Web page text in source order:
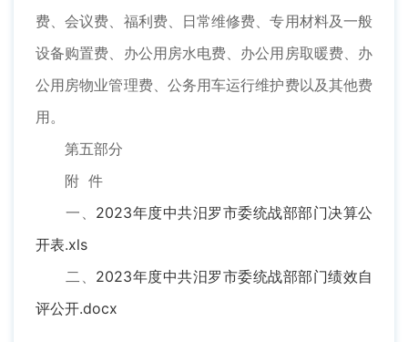
费、会议费、福利费、日常维修费、专用材料及一般
设备购置费、办公用房水电费、办公用房取暖费、办
公用房物业管理费、公务用车运行维护费以及其他费
用。
第五部分
附 件
一、 2023年度中共汨罗市委统战部部门决算公
开表.xls
二、 2023年度中共汨罗市委统战部部门绩效自
评公开.docx